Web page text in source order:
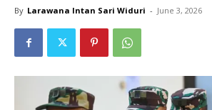
By Larawana Intan Sari Widuri - June 3, 2026